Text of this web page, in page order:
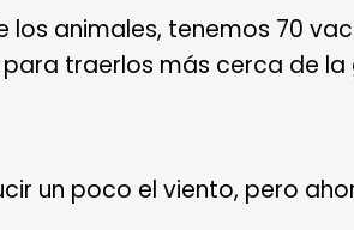
animales, tenemos 70
traerlos más cerca de la
un poco el viento, pero